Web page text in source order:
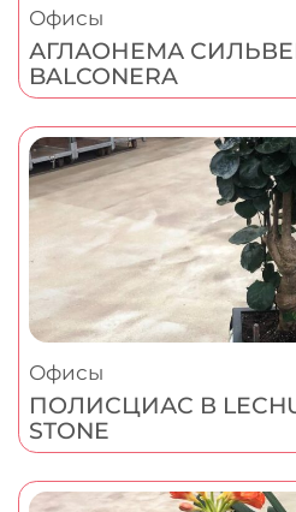
Офисы
АГЛАОНЕМА
BALCONERA
Офисы
ПОЛИСЦИАС В
STONE